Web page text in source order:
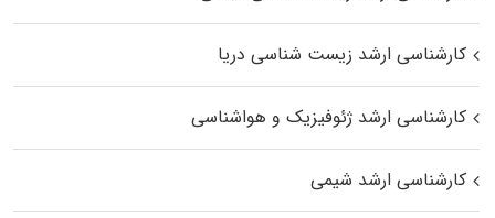
کارشناسی ارشد زیست‌ شناسی دریا
کارشناسی ارشد ژئوفیزیک و هواشناسی
کارشناسی ارشد شیمی